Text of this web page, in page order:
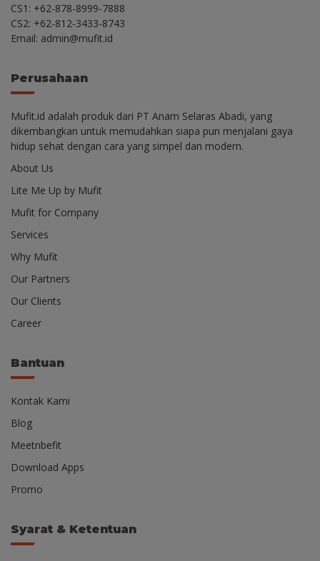
CS1: +62-878-8999-7888
CS2: +62-812-3433-8743
Email: admin@mufit.id
Perusahaan
Mufit.id adalah produk dari PT Anam Selaras Abadi, yang
dikembangkan untuk memudahkan siapa pun menjalani gaya
hidup sehat dengan cara yang simpel dan modern.
About Us
Lite Me Up by Mufit
Mufit for Company
Services
Why Mufit
Our Partners
Our Clients
Career
Bantuan
Kontak Kami
Blog
Meetnbefit
Download Apps
Promo
Syarat & Ketentuan